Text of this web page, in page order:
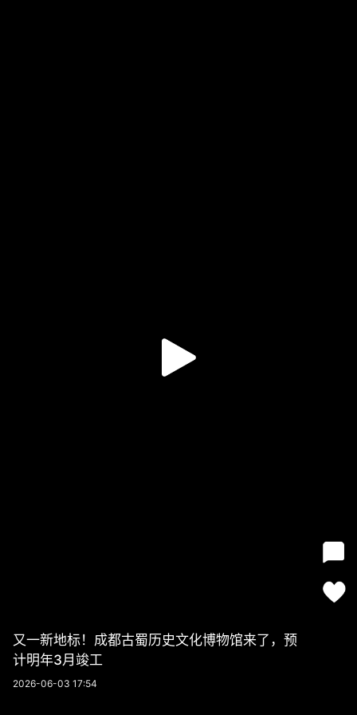
又一新地标！成都古蜀历史文化博物馆来了，预
计明年3月竣工
2026-06-03 17:54